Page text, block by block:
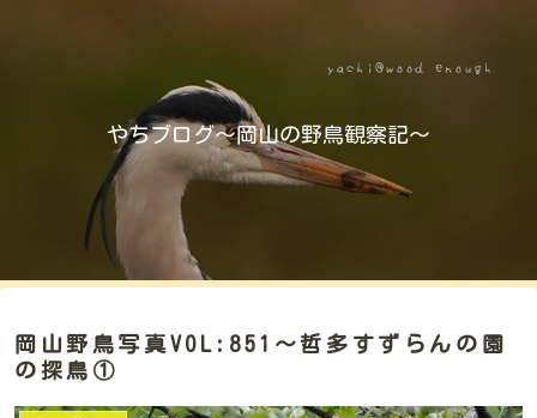
やちブログ～岡山の野鳥観察記～
岡山野鳥写真VOL:851～哲多すずらんの園
の探鳥①